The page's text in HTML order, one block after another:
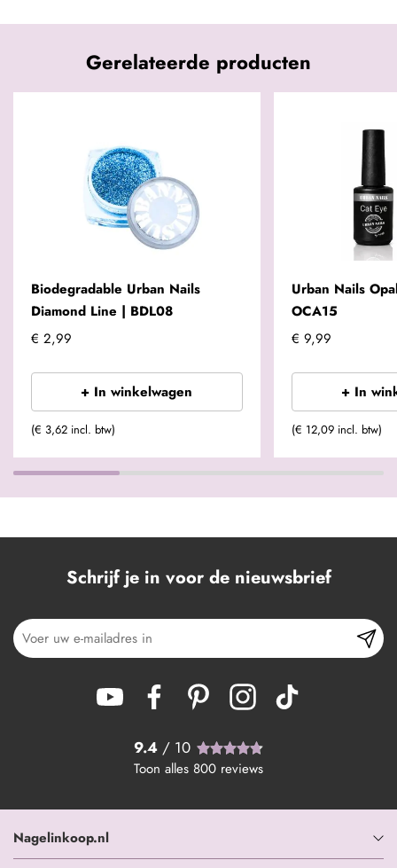
Gerelateerde producten
Biodegradable Urban Nails
Diamond Line | BDL08
€ 2,99
+ In winkelwagen
(€ 3,62 incl. btw)
Urban Nails
OCA15
€ 9,99
+ In
(€ 12,09 incl. btw)
Schrijf je in voor de nieuwsbrief
9.4 / 10
Toon alles 800 reviews
Nagelinkoop.nl